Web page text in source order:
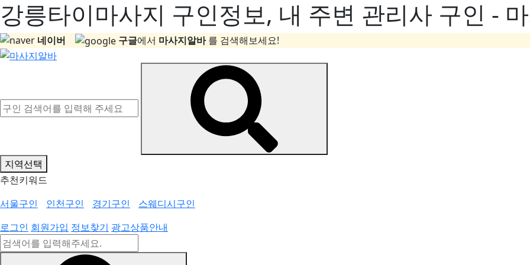
강릉타이마사지 구인정보, 내 주변 관리사 구인 -
네이버 구글에서 마사지알바를 검색해보세요!
지역선택
추천키워드
서울구인
인천구인 경기구인
스웨디시구인
로그인 회원가입 정보찾기 광고상품안내